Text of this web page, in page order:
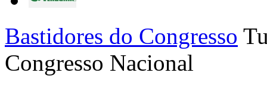
Bastidores do Congresso
Congresso Nacional